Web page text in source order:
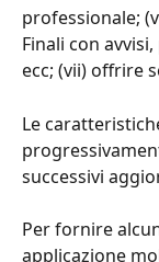
professionale;
Finali con
ecc; (vii) offrire
Le
successivi
Per fornire
applicazione